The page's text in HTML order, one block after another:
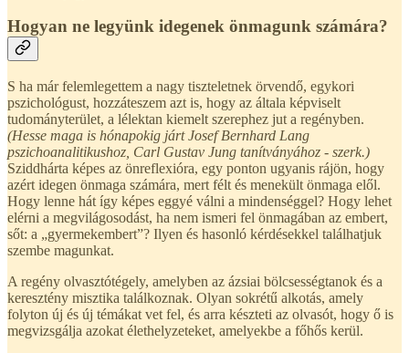
Hogyan ne legyünk idegenek önmagunk számára?
S ha már felemlegettem a nagy tiszteletnek örvendő, egykori
pszichológust, hozzáteszem azt is, hogy az általa képviselt
tudományterület, a lélektan kiemelt szerephez jut a regényben.
(Hesse maga is hónapokig járt Josef Bernhard Lang
pszichoanalitikushoz, Carl Gustav Jung tanítványához - szerk.)
Sziddhárta képes az önreflexióra, egy ponton ugyanis rájön, hogy
azért idegen önmaga számára, mert félt és menekült önmaga elől.
Hogy lenne hát így képes eggyé válni a mindenséggel? Hogy lehet
elérni a megvilágosodást, ha nem ismeri fel önmagában az embert,
sőt: a „gyermekembert”? Ilyen és hasonló kérdésekkel találhatjuk
szembe magunkat.
A regény olvasztótégely, amelyben az ázsiai bölcsességtanok és a
keresztény misztika találkoznak. Olyan sokrétű alkotás, amely
folyton új és új témákat vet fel, és arra készteti az olvasót, hogy ő is
megvizsgálja azokat élethelyzeteket, amelyekbe a főhős kerül.